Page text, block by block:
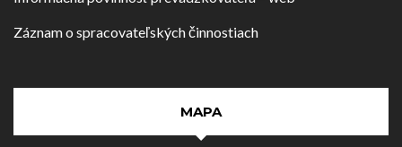
Záznam o spracovateľských činnostiach
MAPA